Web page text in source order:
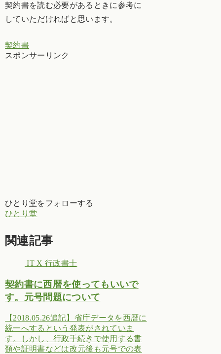
契約書を読む必要があるときに参考に
していただければと思います。
契約書
スポンサーリンク
ひとり堂をフォローする
ひとり堂
関連記事
IT X 行政書士
契約書に西暦を使ってもいいで
す。元号問題について
【2018.05.26追記】省庁データを西暦に
統一へするという発表がされていま
す。しかし、行政手続きで使用する書
類や証明書などは改元後も元号での表